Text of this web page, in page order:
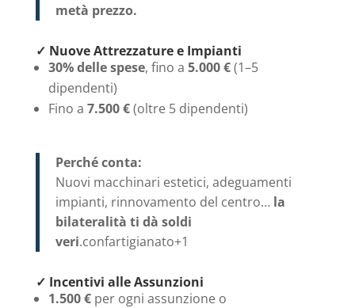
metà prezzo.
✓ Nuove Attrezzature e Impianti
30% delle spese, fino a 5.000 €(1–5
dipendenti)
Fino a 7.500 €(oltre 5 dipendenti)
Perché conta:
Nuovi macchinari estetici, adeguamenti
impianti, rinnovamento del centro… la
bilateralità ti dà soldi
veri.confartigianato+1
✓ Incentivi alle Assunzioni
1.500 €per ogni assunzione o